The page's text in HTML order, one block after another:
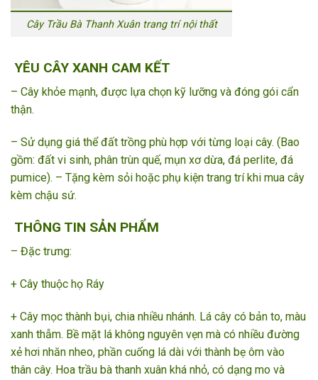
Cây Trầu Bà Thanh Xuân trang trí nội thất
YÊU CÂY XANH CAM KẾT
– Cây khỏe mạnh, được lựa chọn kỹ lưỡng và đóng gói cẩn
thận.
– Sử dụng giá thể đất trồng phù hợp với từng loại cây. (Bao
gồm: đất vi sinh, phân trùn quế, mụn xơ dừa, đá perlite, đá
pumice). – Tặng kèm sỏi hoặc phụ kiện trang trí khi mua cây
kèm chậu sứ.
THÔNG TIN SẢN PHẨM
– Đặc trưng:
+ Cây thuộc họ Ráy
+ Cây mọc thành bụi, chia nhiều nhánh. Lá cây có bản to, màu
xanh thẫm. Bề mặt lá không nguyên vẹn mà có nhiều đường
xẻ hơi nhăn nheo, phần cuống lá dài với thành bẹ ôm vào
thân cây. Hoa trầu bà thanh xuân khá nhỏ, có dạng mo và